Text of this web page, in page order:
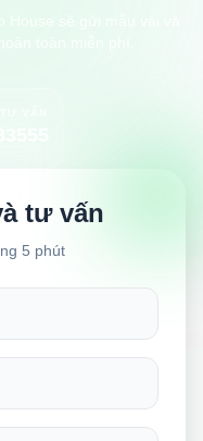
tư vấn
5 phút